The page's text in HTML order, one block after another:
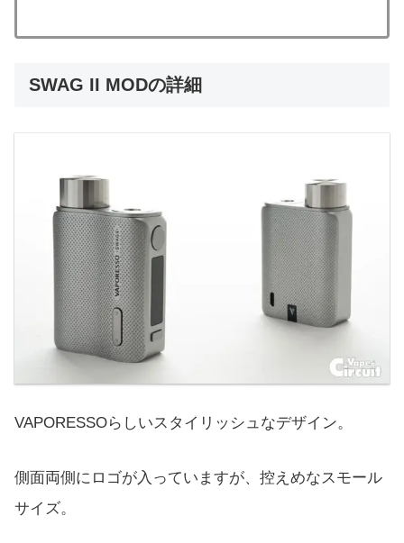
SWAG II MODの詳細
VAPORESSOらしいスタイリッシュなデザイン。
側面両側にロゴが入っていますが、控えめなスモール
サイズ。